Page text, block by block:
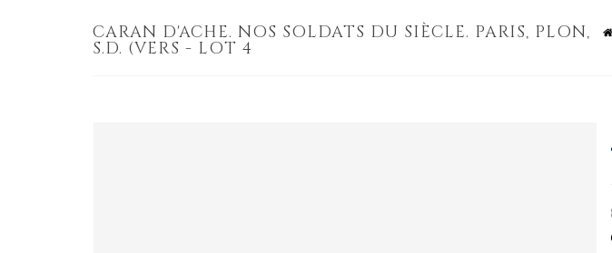
CARAN D'ACHE. NOS SOLDATS DU SIÈCLE. PARIS, PLON,
S.D. (VERS - LOT 4